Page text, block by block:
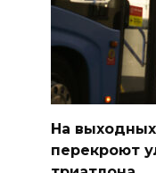
На
перекроют